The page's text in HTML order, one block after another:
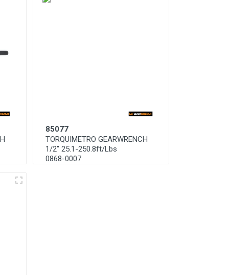
85077
TORQUIMETRO GEARWRENCH
1/2” 25.1-250.8ft/Lbs
0868-0007